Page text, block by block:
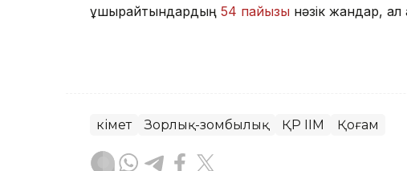
ұшырайтындардың 54 пайызы нәзік жандар, ал
Үкімет Зорлық-зомбылық ҚР ІІМ Қоғам